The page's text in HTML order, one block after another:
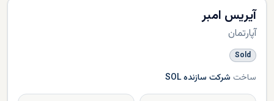
آیریس امبر
آپارتمان
Sold
ساخت شرکت سازنده SOL